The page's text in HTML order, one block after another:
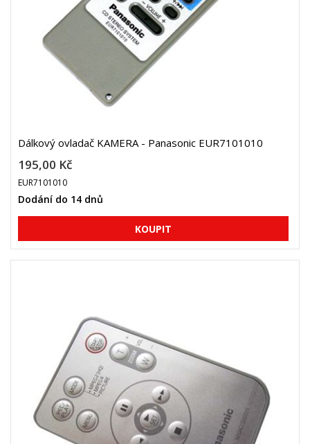
Dálkový ovladač KAMERA - Panasonic EUR7101010
195,00 Kč
EUR7101010
Dodání do 14 dnů